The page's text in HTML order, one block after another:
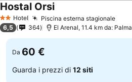
2 StelleHotel Piscina esterna stagionale
Hostal Orsi
6,5 364 El Arenal, 11.4 km da: Palma
Da 60 €
Guarda i prezzi di 12 siti